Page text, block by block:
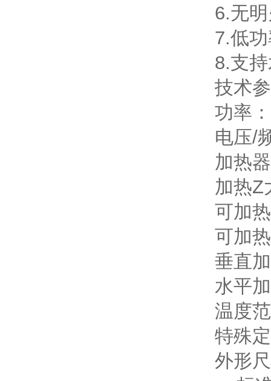
6.无
7.低
8.支
技术
功率
电压/
加热
加热Z
可加
可加
垂直
水平
温度
特殊
外形